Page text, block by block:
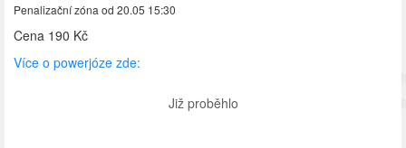
Penalizační zóna od 20.05 15:30
Cena 190 Kč
Více o powerjóze zde:
Již proběhlo